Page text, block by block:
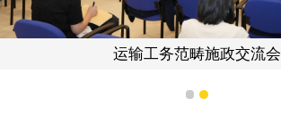
运输工务范畴施政交流会
1 2